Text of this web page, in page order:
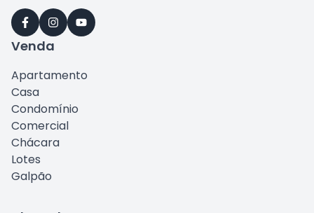
Venda
Apartamento
Casa
Condomínio
Comercial
Chácara
Lotes
Galpão